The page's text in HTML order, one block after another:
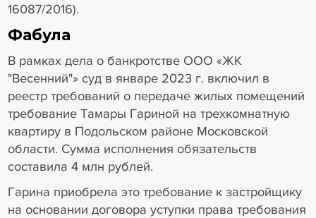
16087/2016).
Фабула
В рамках дела о банкротстве ООО «ЖК
"Весенний"» суд в январе 2023 г. включил в
реестр требований о передаче жилых помещений
требование Тамары Гариной на трехкомнатную
квартиру в Подольском районе Московской
области. Сумма исполнения обязательств
составила 4 млн рублей.
Гарина приобрела это требование к застройщику
на основании договора уступки права требования